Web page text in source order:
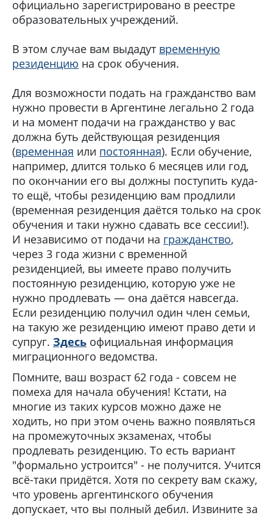
официально зарегистрировано в реестре
образовательных учреждений.
В этом случае вам выдадут временную
резиденцию на срок обучения.
Для возможности подать на гражданство вам
нужно провести в Аргентине легально 2 года
и на момент подачи на гражданство у вас
должна буть действующая резиденция
(временная или постоянная). Если обучение,
например, длится только 6 месяцев или год,
по окончании его вы должны поступить куда-
то ещё, чтобы резиденцию вам продлили
(временная резиденция даётся только на срок
обучения и таки нужно сдавать все сессии!).
И независимо от подачи на гражданство,
через 3 года жизни с временной
резиденцией, вы имеете право получить
постоянную резиденцию, которую уже не
нужно продлевать — она даётся навсегда.
Если резиденцию получил один член семьи,
на такую же резиденцию имеют право дети и
супруг. Здесь официальная информация
миграционного ведомства.
Помните, ваш возраст 62 года - совсем не
помеха для начала обучения! Кстати, на
многие из таких курсов можно даже не
ходить, но при этом очень важно появляться
на промежуточных экзаменах, чтобы
продлевать резиденцию. То есть вариант
"формально устроится" - не получится. Учится
всё-таки придётся. Хотя по секрету вам скажу,
что уровень аргентинского обучения
допускает, что вы полный дебил. Извините за